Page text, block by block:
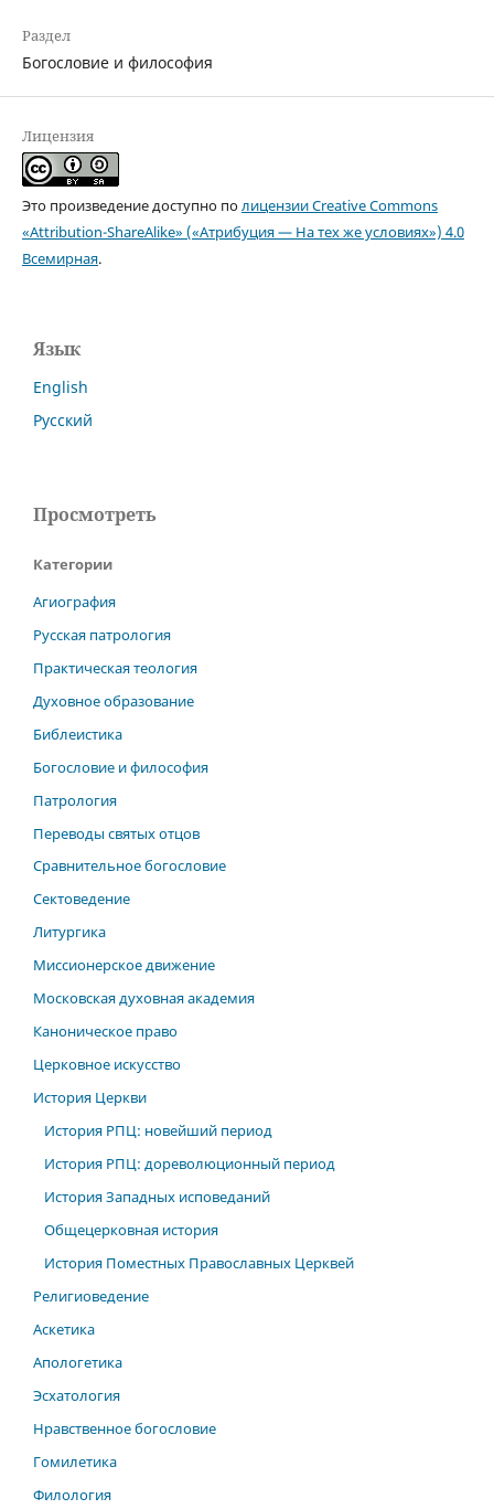
Раздел
Богословие и философия
Лицензия
Это произведение доступно полицензии Creative Commons
«Attribution-ShareAlike» («Атрибуция — На тех же условиях») 4.0
Всемирная.
Язык
English
Русский
Просмотреть
Категории
Агиография
Русская патрология
Практическая теология
Духовное образование
Библеистика
Богословие и философия
Патрология
Переводы святых отцов
Сравнительное богословие
Сектоведение
Литургика
Миссионерское движение
Московская духовная академия
Каноническое право
Церковное искусство
История Церкви
История РПЦ: новейший период
История РПЦ: дореволюционный период
История Западных исповеданий
Общецерковная история
История Поместных Православных Церквей
Религиоведение
Аскетика
Апологетика
Эсхатология
Нравственное богословие
Гомилетика
Филология